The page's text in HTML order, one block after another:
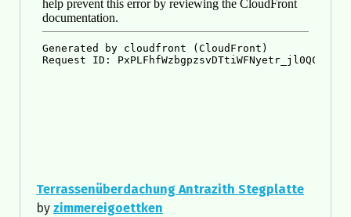
Terrassenüberdachung Antrazith Stegplatte
by zimmereigoettken